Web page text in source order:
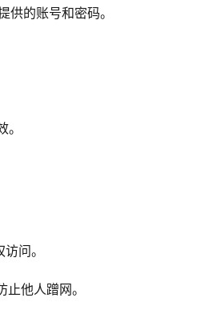
的账号和密码。
问。
他人蹭网。